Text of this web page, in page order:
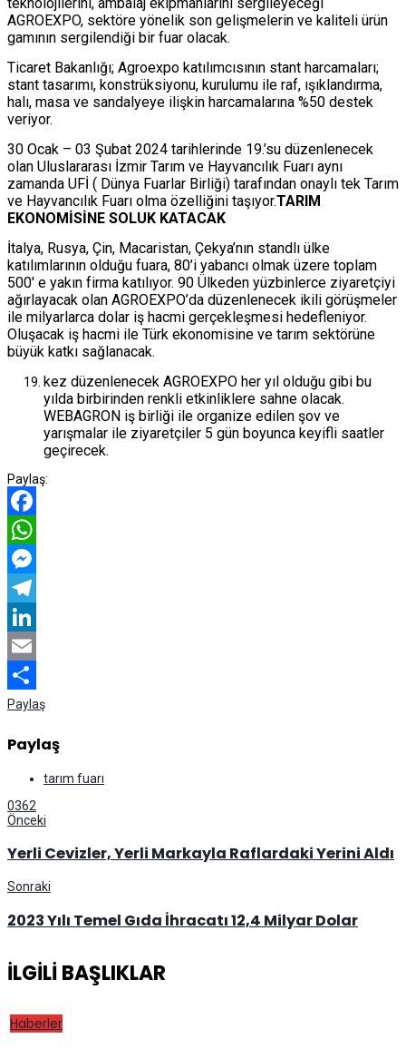
AGROEXPO, sektöre yönelik son gelişmelerin ve kaliteli ürün
gamının sergilendiği bir fuar olacak.
Ticaret Bakanlığı; Agroexpo katılımcısının stant harcamaları;
stant tasarımı, konstrüksiyonu, kurulumu ile raf, ışıklandırma,
halı, masa ve sandalyeye ilişkin harcamalarına %50 destek
veriyor.
30 Ocak – 03 Şubat 2024 tarihlerinde 19.’su düzenlenecek
olan Uluslararası İzmir Tarım ve Hayvancılık Fuarı aynı
zamanda UFİ ( Dünya Fuarlar Birliği) tarafından onaylı tek Tarım
ve Hayvancılık Fuarı olma özelliğini taşıyor.TARIM
EKONOMİSİNE SOLUK KATACAK
İtalya, Rusya, Çin, Macaristan, Çekya’nın standlı ülke
katılımlarının olduğu fuara, 80’i yabancı olmak üzere toplam
500′ e yakın firma katılıyor. 90 Ülkeden yüzbinlerce ziyaretçiyi
ağırlayacak olan AGROEXPO’da düzenlenecek ikili görüşmeler
ile milyarlarca dolar iş hacmi gerçekleşmesi hedefleniyor.
Oluşacak iş hacmi ile Türk ekonomisine ve tarım sektörüne
büyük katkı sağlanacak.
kez düzenlenecek AGROEXPO her yıl olduğu gibi bu
yılda birbirinden renkli etkinliklere sahne olacak.
WEBAGRON iş birliği ile organize edilen şov ve
yarışmalar ile ziyaretçiler 5 gün boyunca keyifli saatler
geçirecek.
Paylaş:
Facebook
WhatsApp
Messenger
Telegram
LinkedIn
Email
Paylaş
Paylaş
tarım fuarı
0362
Önceki
Yerli Cevizler, Yerli Markayla Raflardaki Yerini Aldı
Sonraki
2023 Yılı Temel Gıda İhracatı 12,4 Milyar Dolar
İLGILI BAŞLIKLAR
Haberler